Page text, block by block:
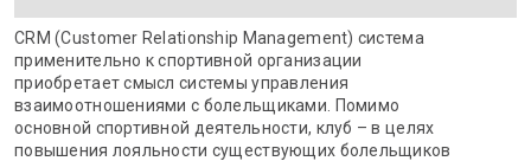
CRM (Customer Relationship Management) система
применительно к спортивной организации
приобретает смысл системы управления
взаимоотношениями с болельщиками. Помимо
основной спортивной деятельности, клуб – в целях
повышения лояльности существующих болельщиков